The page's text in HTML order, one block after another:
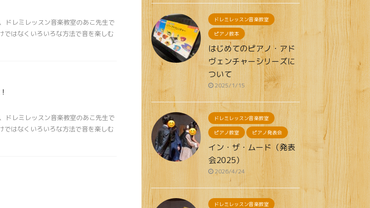
ドレミレッスン音楽教室のあこ先生で
ではなくいろいろな方法で音を楽しむ
ドレミレッスン音楽教室のあこ先生で
ではなくいろいろな方法で音を楽しむ
ドレミレッスン音楽教室
ピアノ教本
はじめてのピアノ・アド
ヴェンチャーシリーズに
ついて
2025/1/15
ドレミレッスン音楽教室
ピアノ教室 ピアノ発表会
イン・ザ・ムード（発表
会2025）
2026/4/24
ドレミレッスン音楽教室